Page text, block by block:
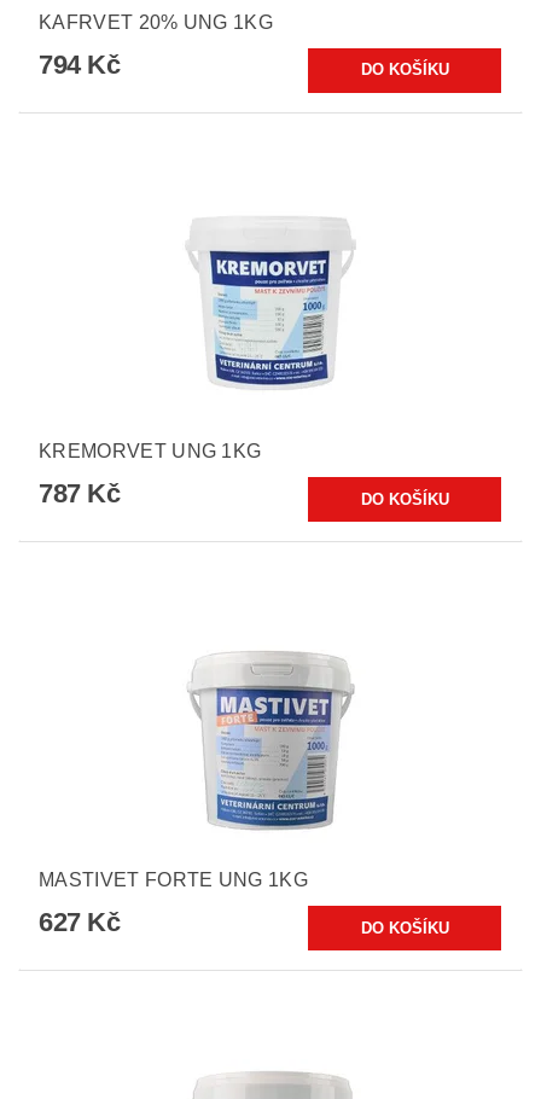
KAFRVET 20% UNG 1KG
794 Kč
KREMORVET UNG 1KG
787 Kč
MASTIVET FORTE UNG 1KG
627 Kč